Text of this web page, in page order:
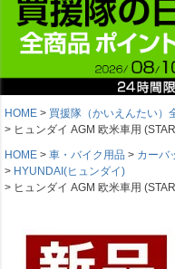
HOME
買援隊（かいえんたい）
ヒュンダイ AGM 欧米車用
HOME
車・バイク用品 カーバ
HYUNDAI(ヒュンダイ)
ヒュンダイ AGM 欧米車用